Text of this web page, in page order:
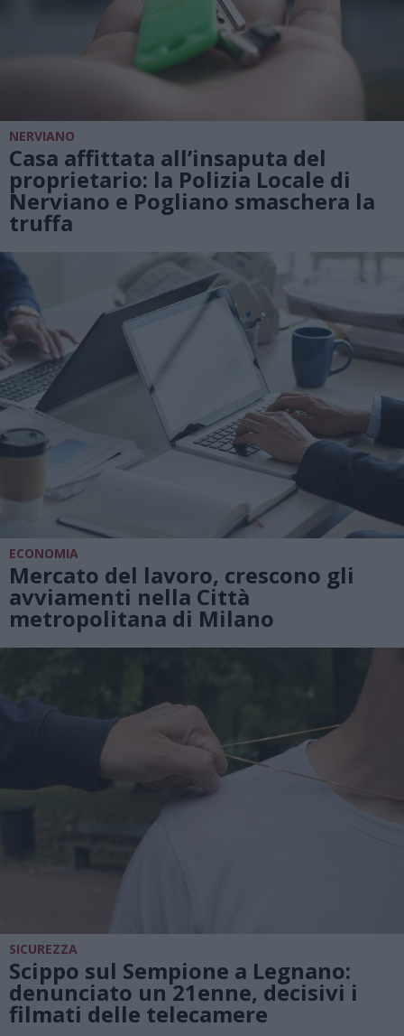
NERVIANO
Casa affittata all’insaputa del
proprietario: la Polizia Locale di
Nerviano e Pogliano smaschera la
truffa
ECONOMIA
Mercato del lavoro, crescono gli
avviamenti nella Città
metropolitana di Milano
SICUREZZA
Scippo sul Sempione a Legnano:
denunciato un 21enne, decisivi i
filmati delle telecamere